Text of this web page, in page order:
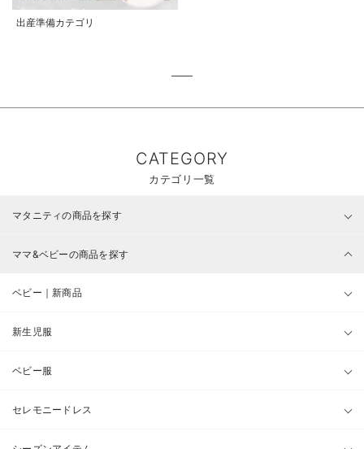
出産準備カテゴリ
CATEGORY
カテゴリ一覧
マタニティの商品を探す
ママ&ベビーの商品を探す
ベビー｜新商品
新生児服
ベビー服
セレモニードレス